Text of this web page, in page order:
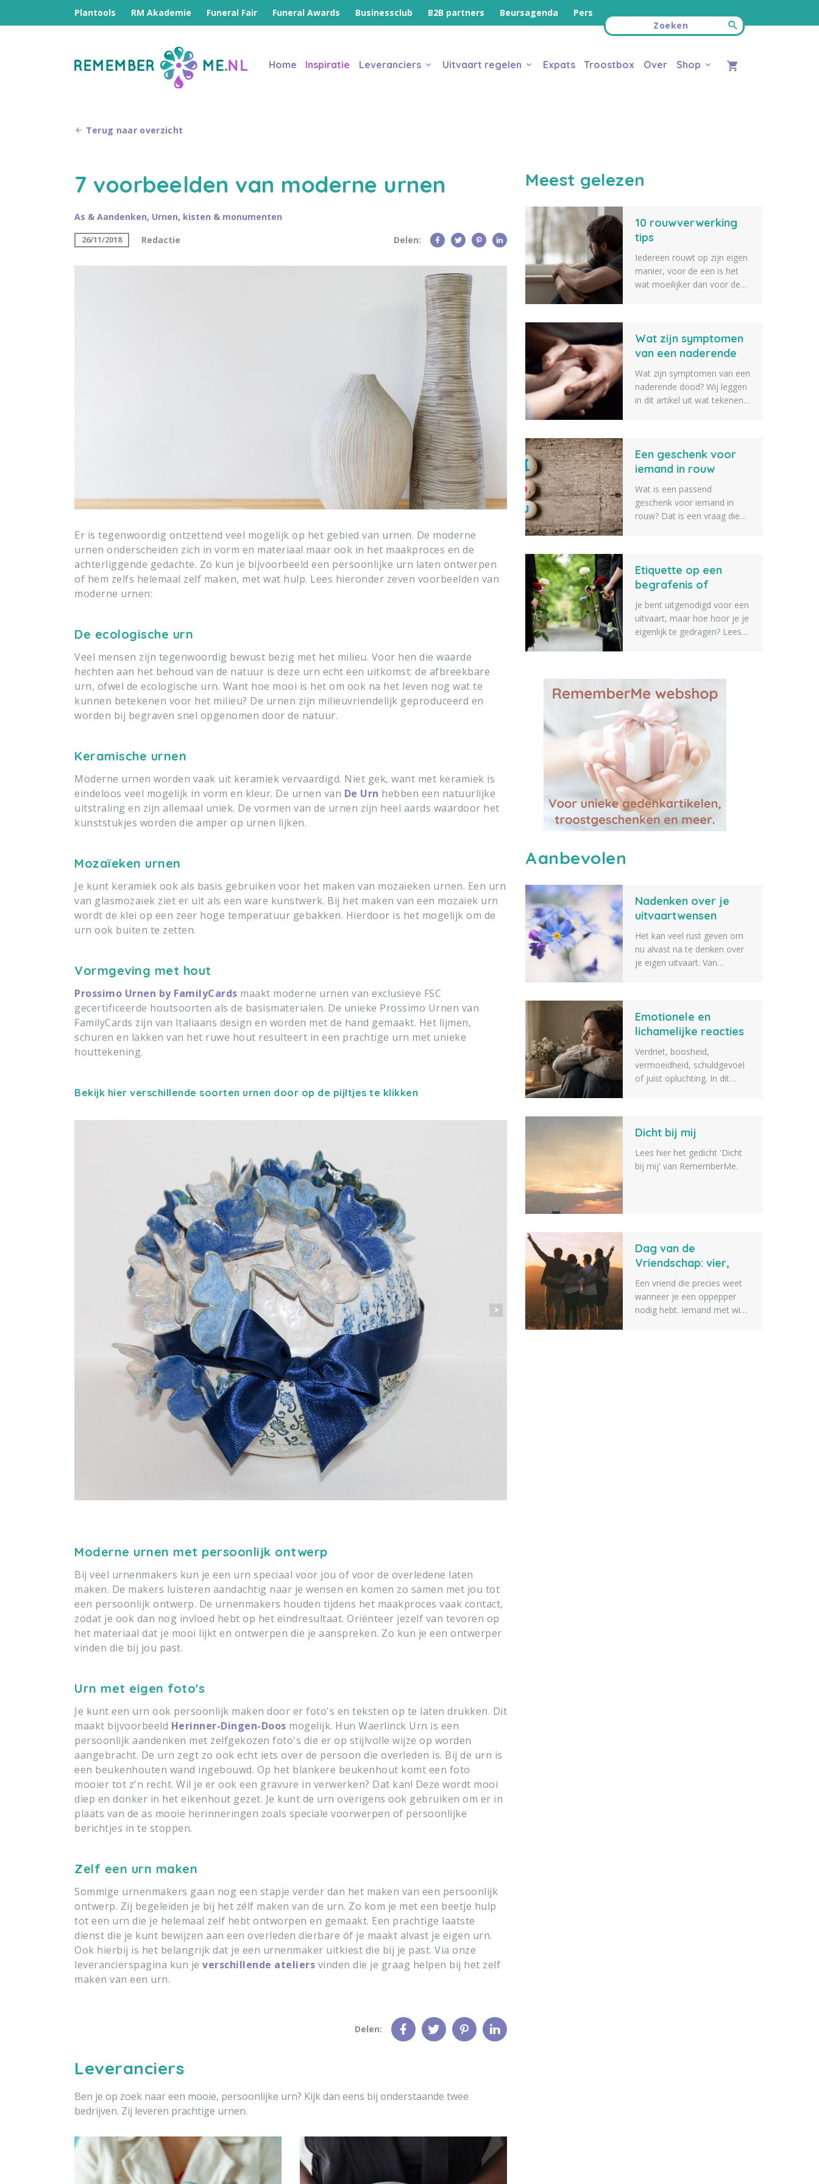
Plantools RM Akademie Funeral Fair Funeral Awards Businessclub B2B partners Beursagenda Pers
Home Inspiratie Leveranciers Uitvaart regelen Expats Troostbox Over Shop
Terug naar overzicht
7 voorbeelden van moderne urnen
As & Aandenken, Urnen, kisten & monumenten
26/11/2018 Redactie Delen:
Er is tegenwoordig ontzettend veel mogelijk op het gebied van urnen. De moderne
urnen onderscheiden zich in vorm en materiaal maar ook in het maakproces en de
achterliggende gedachte. Zo kun je bijvoorbeeld een persoonlijke urn laten ontwerpen
of hem zelfs helemaal zelf maken, met wat hulp. Lees hieronder zeven voorbeelden van
moderne urnen:
De ecologische urn
Veel mensen zijn tegenwoordig bewust bezig met het milieu. Voor hen die waarde
hechten aan het behoud van de natuur is deze urn echt een uitkomst: de afbreekbare
urn, ofwel de ecologische urn. Want hoe mooi is het om ook na het leven nog wat te
kunnen betekenen voor het milieu? De urnen zijn milieuvriendelijk geproduceerd en
worden bij begraven snel opgenomen door de natuur.
Keramische urnen
Moderne urnen worden vaak uit keramiek vervaardigd. Niet gek, want met keramiek is
eindeloos veel mogelijk in vorm en kleur. De urnen van De Urn hebben een natuurlijke
uitstraling en zijn allemaal uniek. De vormen van de urnen zijn heel aards waardoor het
kunststukjes worden die amper op urnen lijken.
Mozaïeken urnen
Je kunt keramiek ook als basis gebruiken voor het maken van mozaïeken urnen. Een urn
van glasmozaïek ziet er uit als een ware kunstwerk. Bij het maken van een mozaïek urn
wordt de klei op een zeer hoge temperatuur gebakken. Hierdoor is het mogelijk om de
urn ook buiten te zetten.
Vormgeving met hout
Prossimo Urnen by FamilyCards maakt moderne urnen van exclusieve FSC
gecertificeerde houtsoorten als de basismaterialen. De unieke Prossimo Urnen van
FamilyCards zijn van Italiaans design en worden met de hand gemaakt. Het lijmen,
schuren en lakken van het ruwe hout resulteert in een prachtige urn met unieke
houttekening.
Bekijk hier verschillende soorten urnen door op de pijltjes te klikken
Moderne urnen met persoonlijk ontwerp
Bij veel urnenmakers kun je een urn speciaal voor jou of voor de overledene laten
maken. De makers luisteren aandachtig naar je wensen en komen zo samen met jou tot
een persoonlijk ontwerp. De urnenmakers houden tijdens het maakproces vaak contact,
zodat je ook dan nog invloed hebt op het eindresultaat. Oriënteer jezelf van tevoren op
het materiaal dat je mooi lijkt en ontwerpen die je aanspreken. Zo kun je een ontwerper
vinden die bij jou past.
Urn met eigen foto's
Je kunt een urn ook persoonlijk maken door er foto's en teksten op te laten drukken. Dit
maakt bijvoorbeeld Herinner-Dingen-Doos mogelijk. Hun Waerlinck Urn is een
persoonlijk aandenken met zelfgekozen foto's die er op stijlvolle wijze op worden
aangebracht. De urn zegt zo ook echt iets over de persoon die overleden is. Bij de urn is
een beukenhouten wand ingebouwd. Op het blankere beukenhout komt een foto
mooier tot z'n recht. Wil je er ook een gravure in verwerken? Dat kan! Deze wordt mooi
diep en donker in het eikenhout gezet. Je kunt de urn overigens ook gebruiken om er in
plaats van de as mooie herinneringen zoals speciale voorwerpen of persoonlijke
berichtjes in te stoppen.
Zelf een urn maken
Sommige urnenmakers gaan nog een stapje verder dan het maken van een persoonlijk
ontwerp. Zij begeleiden je bij het zélf maken van de urn. Zo kom je met een beetje hulp
tot een urn die je helemaal zelf hebt ontworpen en gemaakt. Een prachtige laatste
dienst die je kunt bewijzen aan een overleden dierbare óf je maakt alvast je eigen urn.
Ook hierbij is het belangrijk dat je een urnenmaker uitkiest die bij je past. Via onze
leverancierspagina kun je verschillende ateliers vinden die je graag helpen bij het zelf
maken van een urn.
Delen:
Leveranciers
Ben je op zoek naar een mooie, persoonlijke urn? Kijk dan eens bij onderstaande twee
bedrijven. Zij leveren prachtige urnen.
Meest gelezen
10 rouwverwerking
tips
Iedereen rouwt op zijn eigen
manier, voor de een is het
wat moeilijker dan voor de
helpen. Wij hebben daarom
een lijst opgesteld met 10
hierbij te helpen.
Wat zijn symptomen
van een naderende
dood?
Wat zijn symptomen van een
naderende dood? Wij leggen
in dit artikel uit wat tekenen
naaste iets beter wat er gaat
gebeuren als iemand op
Een geschenk voor
iemand in rouw
Wat is een passend
geschenk voor iemand in
rouw? Dat is een vraag die
geschenken die je kunt
geven aan iemand die een
weten dat er iets tussen zit
wat je geschikt vindt.
Etiquette op een
begrafenis of
crematie
Je bent uitgenodigd voor een
uitvaart, maar hoe hoor je je
eigenlijk te gedragen? Lees
Aanbevolen
Nadenken over je
uitvaartwensen
Het kan veel rust geven om
nu alvast na te denken over
je eigen uitvaart. Van
bij aan een afscheid dat echt
bij jou past. Lees meer.
Emotionele en
lichamelijke reacties
na het overlijden van
een dierbare
Verdriet, boosheid,
vermoeidheid, schuldgevoel
of juist opluchting. In dit
reacties na het overlijden van
Dicht bij mij
Lees hier het gedicht 'Dicht
bij mij' van RememberMe.
Dag van de
Vriendschap: vier,
koester en herinner
vriendschap
Een vriend die precies weet
wanneer je een oppepper
nodig hebt. Iemand met wie